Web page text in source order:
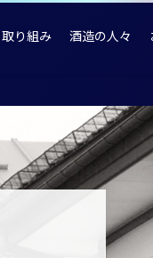
取り組み 酒造の人々